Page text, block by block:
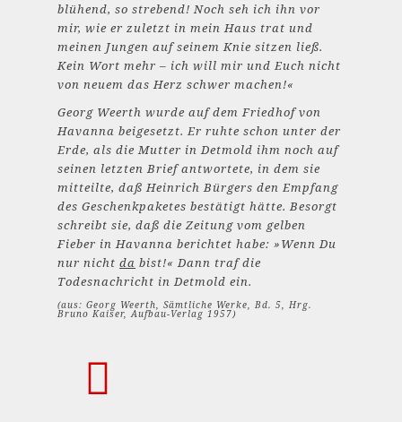
blühend, so strebend! Noch seh ich ihn vor
mir, wie er zuletzt in mein Haus trat und
meinen Jungen auf seinem Knie sitzen ließ.
Kein Wort mehr – ich will mir und Euch nicht
von neuem das Herz schwer machen!«
Georg Weerth wurde auf dem Friedhof von
Havanna beigesetzt. Er ruhte schon unter der
Erde, als die Mutter in Detmold ihm noch auf
seinen letzten Brief antwortete, in dem sie
mitteilte, daß Heinrich Bürgers den Empfang
des Geschenkpaketes bestätigt hätte. Besorgt
schreibt sie, daß die Zeitung vom gelben
Fieber in Havanna berichtet habe: »Wenn Du
nur nichtda bist!« Dann traf die
Todesnachricht in Detmold ein.
(aus: Georg Weerth, Sämtliche Werke, Bd. 5, Hrg.
Bruno Kaiser, Aufbau-Verlag 1957)